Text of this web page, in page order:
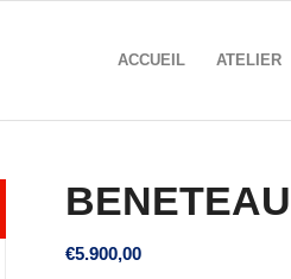
ACCUEIL ATELIER
€5.900,00